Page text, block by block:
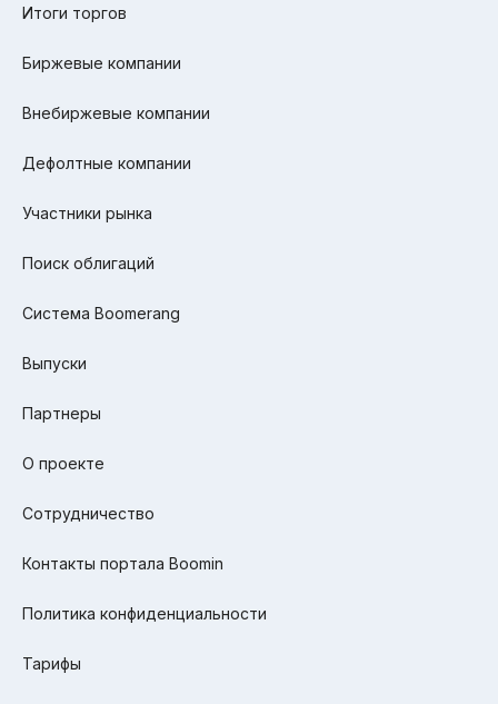
Итоги торгов
Биржевые компании
Внебиржевые компании
Дефолтные компании
Участники рынка
Поиск облигаций
Система Boomerang
Выпуски
Партнеры
О проекте
Сотрудничество
Контакты портала Boomin
Политика конфиденциальности
Тарифы